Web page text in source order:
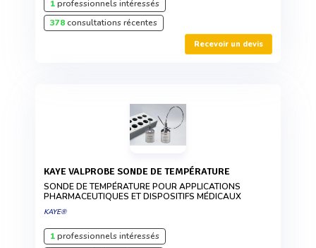
1professionnels intéressés
378consultations récentes
Recevoir un devis
KAYE VALPROBE SONDE DE TEMPÉRATURE
SONDE DE TEMPÉRATURE POUR APPLICATIONS
PHARMACEUTIQUES ET DISPOSITIFS MÉDICAUX
KAYE®
1professionnels intéressés